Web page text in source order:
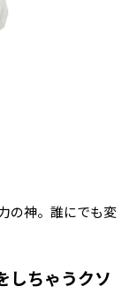
の神。誰にでも変
しちゃうクソ